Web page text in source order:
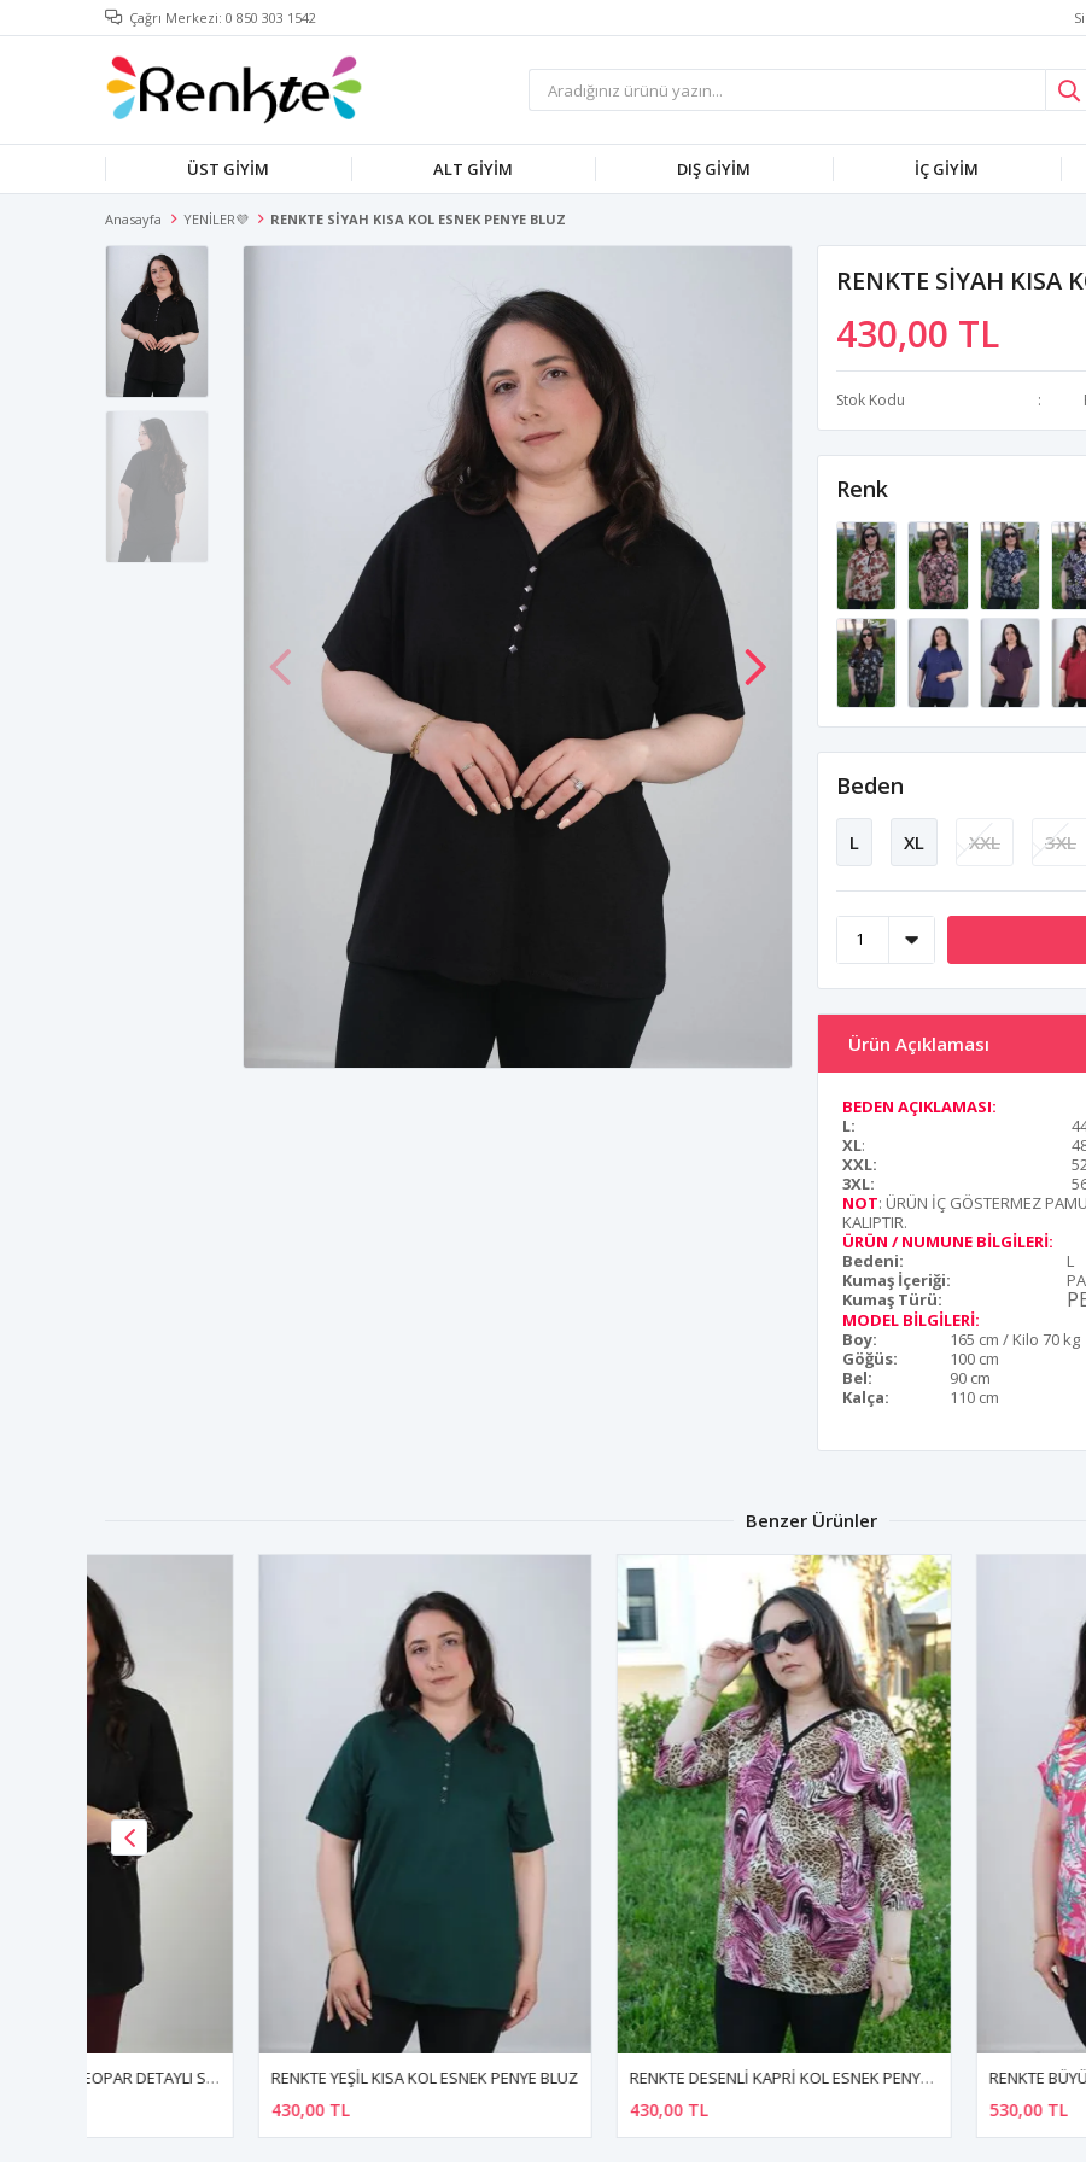
Çağrı Merkezi: 0 850 303 1542
ÜST GİYİM ALT GİYİM DIŞ GİYİM İÇ GİYİM
Anasayfa YENİLER💜 RENKTE SİYAH KISA KOL ESNEK PENYE BLUZ
RENKTE SİYAH KISA
430,00 TL
Stok Kodu
Renk
Beden
L XL XXL 3XL
Ürün Açıklaması
BEDEN AÇIKLAMASI:
L:
XL:
XXL:
3XL:
NOT: ÜRÜN İÇ GÖSTERMEZ
KALIPTIR.
ÜRÜN / NUMUNE BİLGİLERİ:
Bedeni:
L
Kumaş İçeriği:
Kumaş Türü:
MODEL BİLGİLERİ:
Boy:
165 cm / Kilo 70 kg
Göğüs:
100 cm
Bel:
90 cm
Kalça:
110 cm
Benzer Ürünler
RENKTE YEŞİL KISA KOL ESNEK PENYE BLUZ RENKTE DESENLİ KAPRİ KOL ESNEK PENYE BLUZ